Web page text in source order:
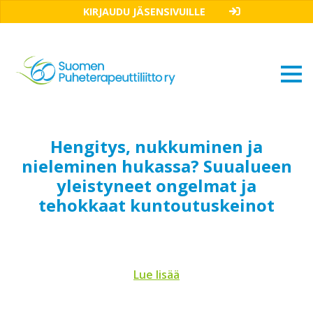
KIRJAUDU JÄSENSIVUILLE
Hengitys, nukkuminen ja
nieleminen hukassa? Suualueen
yleistyneet ongelmat ja
tehokkaat kuntoutuskeinot
Lue lisää